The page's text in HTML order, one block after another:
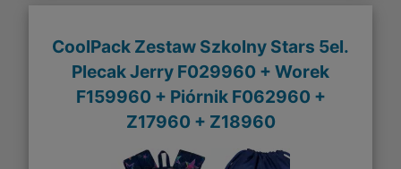
CoolPack Zestaw Szkolny Stars 5el.
Plecak Jerry F029960 + Worek
F159960 + Piórnik F062960 +
Z17960 + Z18960